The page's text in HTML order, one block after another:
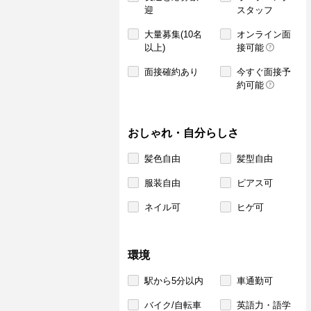
迎
スタッフ
大量募集(10名
以上)
オンライン面
接可能
面接確約あり
今すぐ面接予
約可能
おしゃれ・自分らしさ
髪色自由 髪型自由
服装自由 ピアス可
ネイル可 ヒゲ可
環境
駅から5分以内 車通勤可
バイク/自転車 英語力・語学